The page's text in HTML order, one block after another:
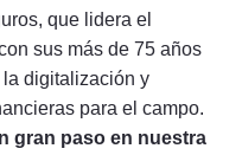
que lidera el
sus más de 75 años
digitalización y
para el campo.
gran paso en nuestra